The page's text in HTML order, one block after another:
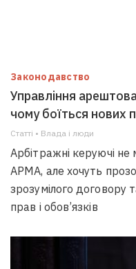
Законодавство
Управління
чому боїться нових
Статті • Влада i люди
Арбітражні керуючі
АРМА, але хочуть
зрозумілого договору
прав і обов’язків